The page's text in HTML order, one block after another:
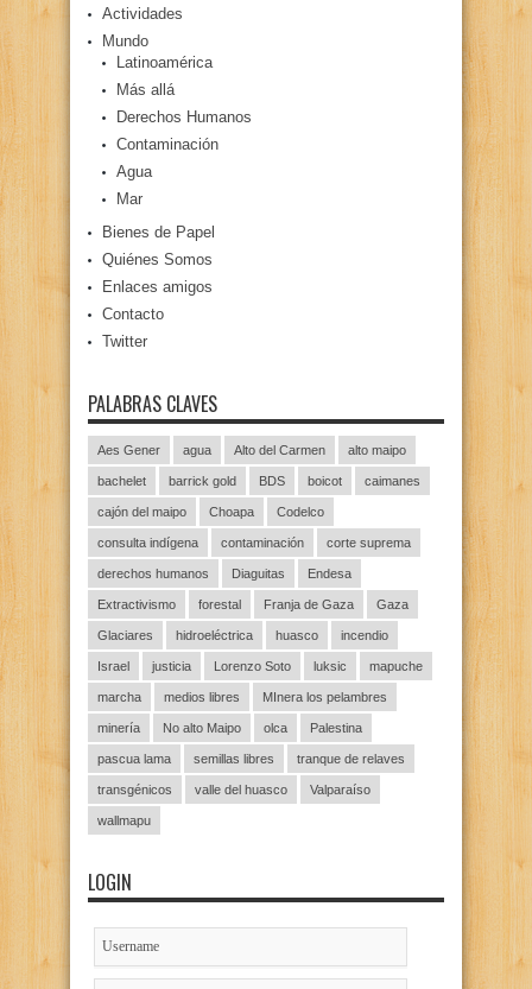
Actividades
Mundo
Latinoamérica
Más allá
Derechos Humanos
Contaminación
Agua
Mar
Bienes de Papel
Quiénes Somos
Enlaces amigos
Contacto
Twitter
PALABRAS CLAVES
Aes Gener agua Alto del Carmen alto maipo
bachelet barrick gold BDS boicot caimanes
cajón del maipo Choapa Codelco
consulta indígena contaminación corte suprema
derechos humanos Diaguitas Endesa
Extractivismo forestal Franja de Gaza Gaza
Glaciares hidroeléctrica huasco incendio
Israel justicia Lorenzo Soto luksic mapuche
marcha medios libres MInera los pelambres
minería No alto Maipo olca Palestina
pascua lama semillas libres tranque de relaves
transgénicos valle del huasco Valparaíso
wallmapu
LOGIN